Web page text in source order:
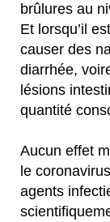
brûlures au
Et lorsqu’il
causer des
diarrhée,
lésions
quantité
Aucun effet
le
agents